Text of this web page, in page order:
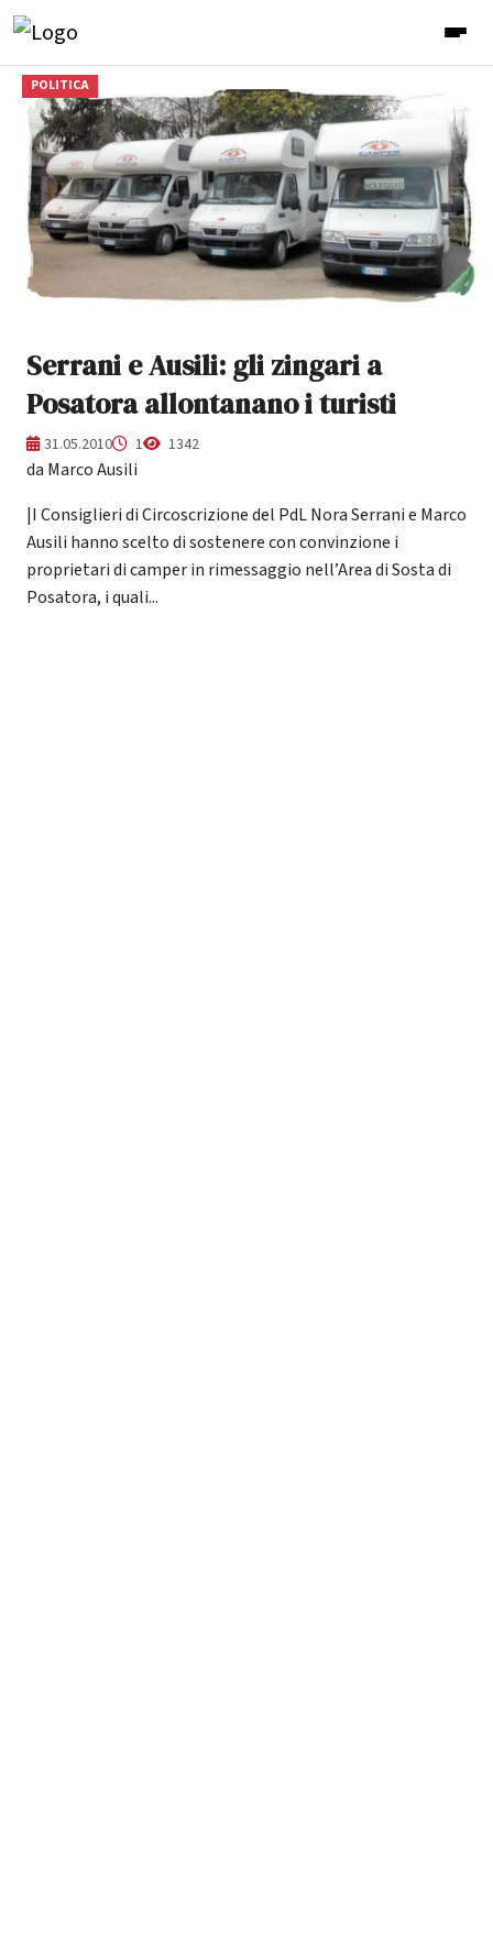
POLITICA
Serrani e Ausili: gli zingari a
Posatora allontanano i turisti
31.05.2010 1 1342
da Marco Ausili
|I Consiglieri di Circoscrizione del PdL Nora Serrani e Marco
Ausili hanno scelto di sostenere con convinzione i
proprietari di camper in rimessaggio nell’Area di Sosta di
Posatora, i quali...